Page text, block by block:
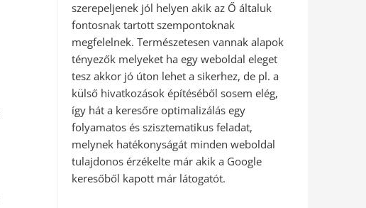
szerepeljenek jól helyen akik az Ő általuk
fontosnak tartott szempontoknak
megfelelnek. Természetesen vannak alapok
tényezők melyeket ha egy weboldal eleget
tesz akkor jó úton lehet a sikerhez, de pl. a
külső hivatkozások építéséből sosem elég,
így hát a keresőre optimalizálás egy
folyamatos és szisztematikus feladat,
melynek hatékonyságát minden weboldal
tulajdonos érzékelte már akik a Google
keresőből kapott már látogatót.